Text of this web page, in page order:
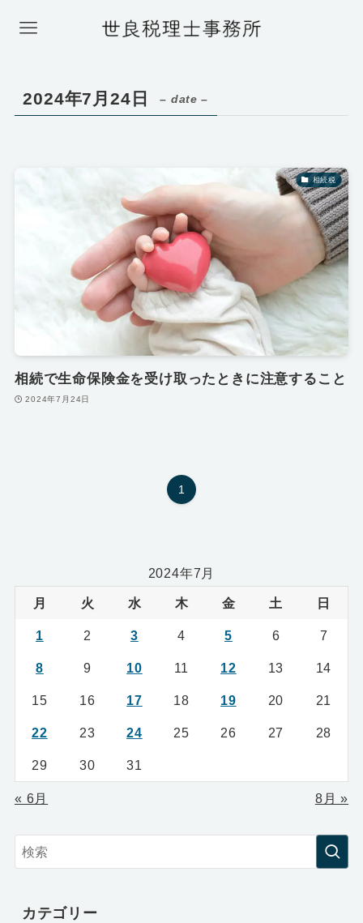
2024年7月24日 – date –
相続税
相続で生命保険金を受け取ったときに注意すること
2024年7月24日
1
2024年7月
月 火 水 木 金 土 日
1 2 3 4 5 6 7
8 9 10 11 12 13 14
15 16 17 18 19 20 21
22 23 24 25 26 27 28
29 30 31
« 6月 8月 »
カテゴリー